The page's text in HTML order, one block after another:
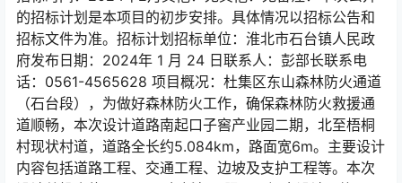
的招标计划是本项目的初步安排。具体情况以招标公告和
招标文件为准。招标计划招标单位：淮北市石台镇人民政
府发布日期：2024年 1 月 24 日联系人：彭部长联系电
话：0561-4565628 项目概况：杜集区东山森林防火通道
（石台段），为做好森林防火工作，确保森林防火救援通
道顺畅，本次设计道路南起口子窖产业园二期，北至梧桐
村现状村道，道路全长约5.084km，路面宽6m。主要设计
内容包括道路工程、交通工程、边坡及支护工程等。本次